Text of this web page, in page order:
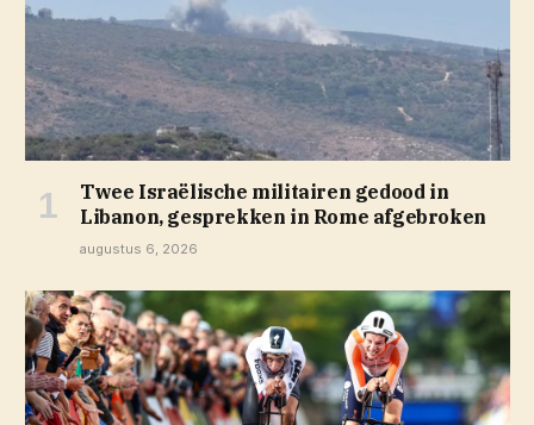
Twee Israëlische militairen gedood in
Libanon, gesprekken in Rome afgebroken
augustus 6, 2026